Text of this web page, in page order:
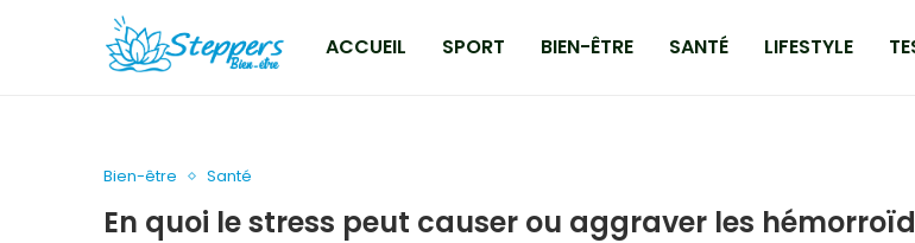
ACCUEIL SPORT BIEN-ÊTRE SANTÉ LIFESTYLE
Bien-être Santé
En quoi le stress peut causer ou aggraver les